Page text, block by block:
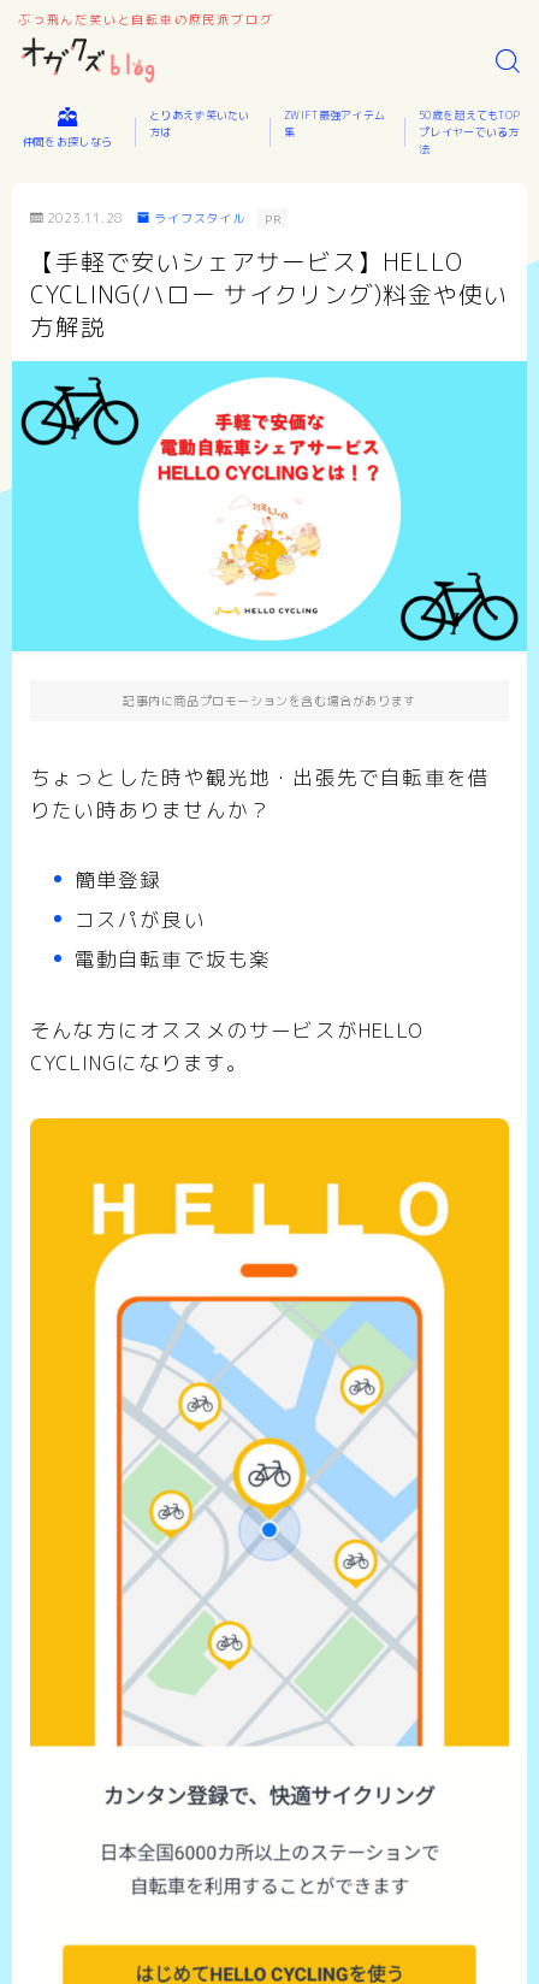
ぶっ飛んだ笑いと自転車の庶民派ブログ
仲間をお探しなら
とりあえず笑いたい
方は
ZWIFT最強アイテム
集
50歳を超えてもTOP
プレイヤーでいる方
法
2023.11.28 ライフスタイル PR
【手軽で安いシェアサービス】HELLO
CYCLING(ハロー サイクリング)料金や使い
方解説
記事内に商品プロモーションを含む場合があります
ちょっとした時や観光地・出張先で自転車を借
りたい時ありませんか？
簡単登録
コスパが良い
電動自転車で坂も楽
そんな方にオススメのサービスがHELLO
CYCLINGになります。